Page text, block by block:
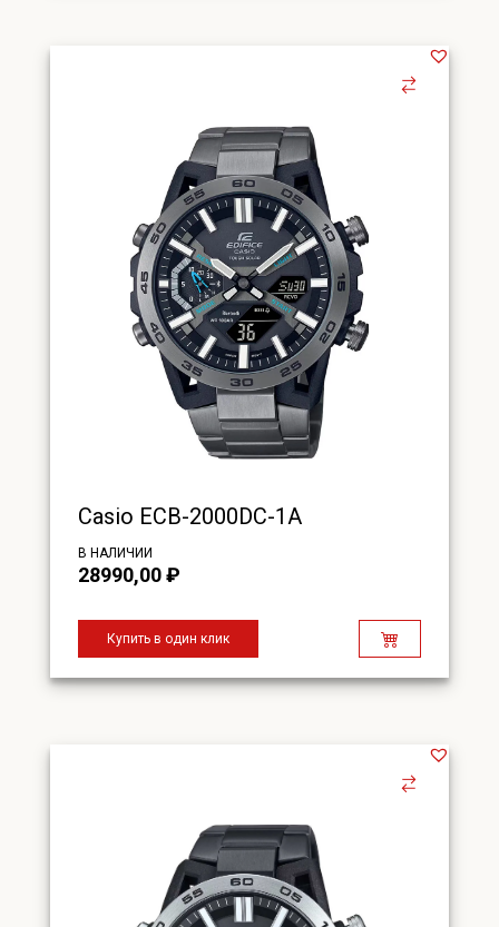
Casio ECB-2000DC-1A
В НАЛИЧИИ
28990,00₽
Купить в один клик